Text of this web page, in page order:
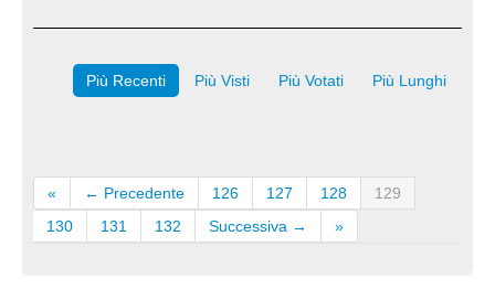
Più Recenti Più Visti Più Votati Più Lunghi
« ← Precedente 126 127 128
129
130
131 132 Successiva → »